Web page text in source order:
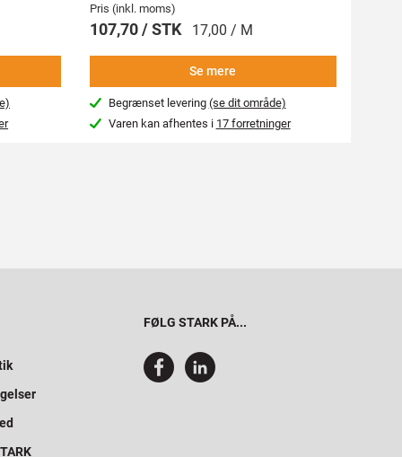
Pris (inkl. moms)
107,70 / STK 17,00 / M
Se mere
Begrænset levering (se dit område)
Varen kan afhentes i 17 forretninger
FØLG STARK PÅ...